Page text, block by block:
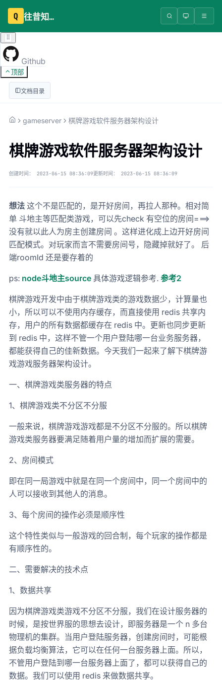
Q 往昔知识库
Github
顶部
文档目录
gameserver 棋牌游戏软件服务器架构设计
棋牌游戏软件服务器架构设计
创建时间： 2023-06-15 08:36:09更新时间： 2023-06-15 08:36:09
想法 这个不是匹配的，是开好房间，再拉人那种。相对简
单 斗地主等匹配类游戏，可以先check 有空位的房间===>
没有就以此人为房主创建房间 。这样进化成上边开好房间
匹配模式。对玩家而言不需要房间号，隐藏掉就好了。 后
端roomId 还是要存着的
ps: node斗地主source 具体游戏逻辑参考. 参考2
棋牌游戏开发中由于棋牌游戏类的游戏数据少，计算量也
小，所以可以不使用内存缓存，而直接使用 redis 共享内
存，用户的所有数据都缓存在 redis 中。更新也同步更新
到 redis 中，这样不管一个用户登陆哪一台业务服务器，
都能获得自己的佳新数据。今天我们一起来了解下棋牌游
戏游戏服务器架构设计。
一、棋牌游戏类服务器的特点
1、棋牌游戏类不分区不分服
一般来说，棋牌游戏游戏都是不分区不分服的。所以棋牌
游戏类服务器要满足随着用户量的增加而扩展的需要。
2、房间模式
即在同一局游戏中就是在同一个房间中，同一个房间中的
人可以接收到其他人的消息。
3、每个房间的操作必须是顺序性
这个特性类似与一般游戏的回合制，每个玩家的操作都是
有顺序性的。
二、需要解决的技术点
1、数据共享
因为棋牌游戏类游戏不分区不分服，我们在设计服务器的
时候，是按世界服的思想去设计，即服务器是一个 n 多台
物理机的集群。当用户登陆服务器，创建房间时，可能根
据负载均衡算法，它可以在任何一台服务器上面。所以，
不管用户登陆到哪一台服务器上面了，都可以获得自己的
数据。我们可以使用 redis 来做数据共享。